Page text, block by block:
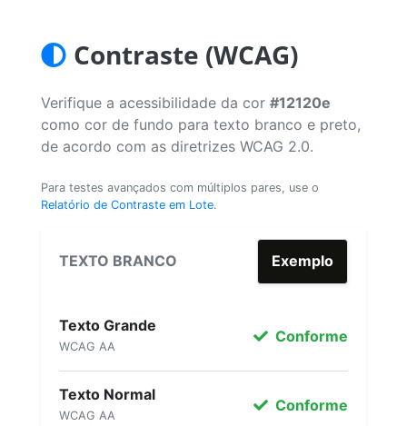
Contraste (WCAG)
Verifique a acessibilidade da cor #12120e
como cor de fundo para texto branco e preto,
de acordo com as diretrizes WCAG 2.0.
Para testes avançados com múltiplos pares, use o
Relatório de Contraste em Lote.
TEXTO BRANCO Exemplo
Texto Grande
WCAG AA
Conforme
Texto Normal
WCAG AA
Conforme